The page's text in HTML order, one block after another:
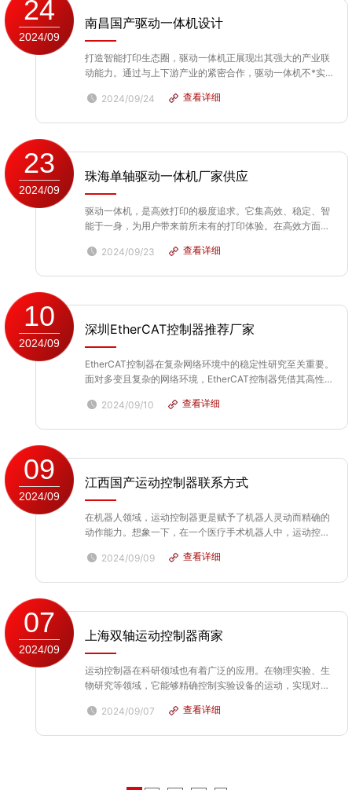
南昌国产驱动一体机设计
打造智能打印生态圈，驱动一体机正展现出其强大的产业联
动能力。通过与上下游产业的紧密合作，驱动一体机不*实现
级。在生态圈中，驱动一体机作为本质设备，与耗材生产、
2024/09/24 查看详细
24
2024/09
珠海单轴驱动一体机厂家供应
驱动一体机，是高效打印的极度追求。它集高效、稳定、智
能于一身，为用户带来前所未有的打印体验。在高效方面，
快速、稳定的打印输出，极大地提高了工作效率。在稳定方
2024/09/23 查看详细
23
2024/09
深圳EtherCAT控制器推荐厂家
EtherCAT控制器在复杂网络环境中的稳定性研究至关重要。
面对多变且复杂的网络环境，EtherCAT控制器凭借其高性能
时钟同步技术确保了数据在传输过程中的时间准确性，有效
2024/09/10 查看详细
10
2024/09
江西国产运动控制器联系方式
在机器人领域，运动控制器更是赋予了机器人灵动而精确的
动作能力。想象一下，在一个医疗手术机器人中，运动控制
个细微动作，从而完成复杂而精细的手术操作。它能够根据
2024/09/09 查看详细
09
2024/09
上海双轴运动控制器商家
运动控制器在科研领域也有着广泛的应用。在物理实验、生
物研究等领域，它能够精确控制实验设备的运动，实现对实
和样品扫描中，运动控制器保证了图像的清晰度和准确性。
2024/09/07 查看详细
07
2024/09